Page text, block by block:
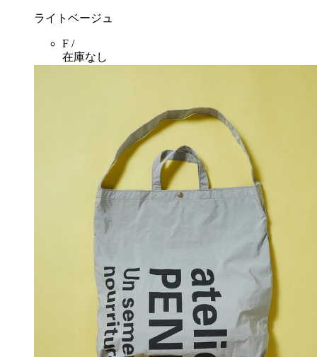
ライトベージュ
F /
在庫なし